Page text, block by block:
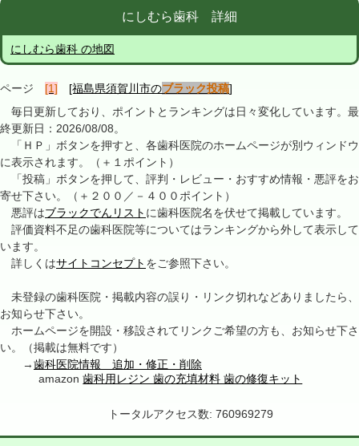
にしむら歯科 詳細
にしむら歯科 の地図
ページ [1] [福島県須賀川市のブラック投稿]
毎日更新しており、ポイントとランキングは日々変化しています。最
終更新日：2026/08/08。
「ＨＰ」ボタンを押すと、各歯科医院のホームページが別ウィンドウ
に表示されます。（＋１ポイント）
「投稿」ボタンを押して、評判・レビュー・おすすめ情報・悪評をお
寄せ下さい。（＋２００／－４００ポイント）
悪評はブラックでんリスト に歯科医院名を伏せて掲載しています。
評価資料不足の歯科医院等についてはランキングから外して表示して
います。
詳しくはサイトコンセプト をご参照下さい。
未登録の歯科医院・掲載内容の誤り・リンク切れなどありましたら、
お知らせ下さい。
ホームページを開設・移設されてリンクご希望の方も、お知らせ下さ
い。（掲載は無料です）
→歯科医院情報 追加・修正・削除
amazon歯科用レジン 歯の充填材料 歯の修復キット
トータルアクセス数: 760969279